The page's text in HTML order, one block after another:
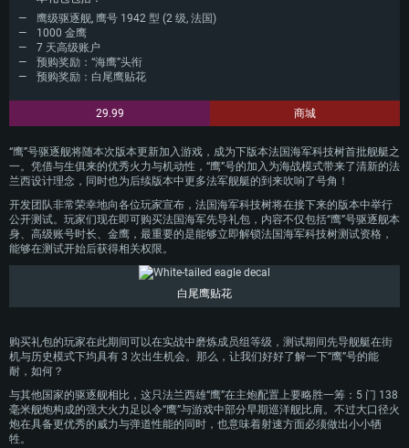
配置要求
Linux平台
最低配置
操作系统：Windows 10 (64位)
处理器：双核 2.2 GHz
最低配置
操作系统：Mac OS Big Sur 11.0 或更新版本
处理器：Core i7，至少需要 2.2GHz (不支持Intel Xeon系列)
最低配置
操作系统：大部分现代 64 位 Linux 系统发行版
处理器：双核 2.4 GHz
的突袭行动，并在战斗中抵挡了意大利鱼雷艇的数次袭扰。数天后，法国宣布停
战，舰艇随即加入维希法国海军对新政府宣誓效忠。
1942 年盟军登陆北非，德国随即着手吞并维希法国控制下的非占领区，并企图夺
取土伦军港内剩余法军舰艇的指挥权。为了避免舰艇落入德军手中，法军司令官
命令水兵自行凿沉港内所有舰艇，其中就包括“鹰”号驱逐舰。1942 年 11 月，土
尝试将其重新浮起进行修复，但舰体最终毁于 1943 年 11 月美军对土伦港发动的
空袭之中。
鹰级驱逐舰, 鹰号 1942 型 (2 级, 法国)
1000 金鹰
7 天高级账户
预购奖励：“海鹰”头衔
预购奖励：白尾鹰贴花
29.99 商城
“鹰”号驱逐舰将随本次版本更新加入游戏，成为下版本法国海军科技树首批舰艇之
一。凭借与生俱来的优秀火力与机动性，“鹰”号的加入为海战模式带来了清新的法
兰西设计理念，同时也为后续版本中更多法军舰艇的到来吹响了号角！
开发团队非常荣幸地向各位玩家宣布，法国海军科技树将在接下来的版本中举行
公开测试。玩家们现在即可购买法国海军先导礼包，内容不仅包括“鹰”号驱逐舰本
身、高级账号时长、金鹰，最重要的是能够立即解锁法国海军科技树测试资格，
能够在测试开始后获得相关权限。
白尾鹰贴花
购买礼包的玩家在此期间可以在实战中磨炼成员组等级，测试期间先导舰艇在街
机与历史模式下均具有 3 次出生机会。那么，让我们好好了解一下“鹰”号的能
耐，如何？
与其他国家的驱逐舰相比，这只法兰西雄“鹰”在主炮配置上要略胜一筹：5 门 138
毫米舰炮构成的强大火力足以令“鹰”与游戏中部分早期巡洋舰比肩。不过大口径火
炮在具备更优秀的威力与弹道性能的同时，也意味着射速方面必须做出小小牺
牲。